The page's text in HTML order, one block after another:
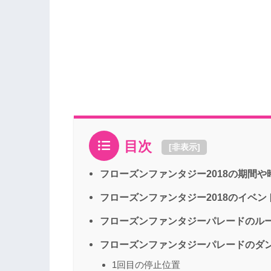
目次 [非表示]
フローズンファンタジー2018の期間や
フローズンファンタジー2018のイベン
フローズンファンタジーパレードのル
フローズンファンタジーパレードのダ
1回目の停止位置